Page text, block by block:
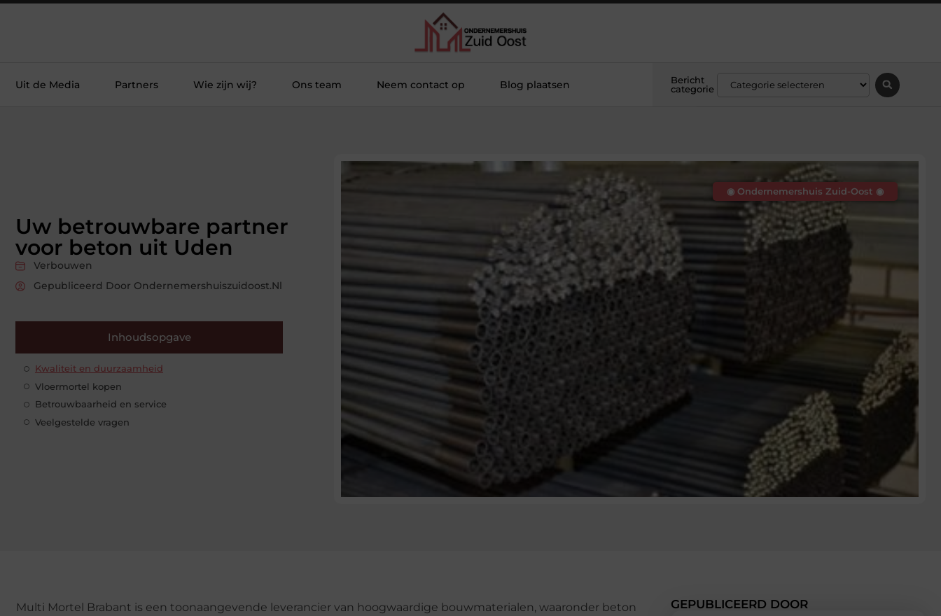
Uit de Media Partners Wie zijn wij? Ons team Neem contact op Blog plaatsen
Bericht
categorie
Uw betrouwbare partner
voor beton uit Uden
Verbouwen
Gepubliceerd Door Ondernemershuiszuidoost.nl
Inhoudsopgave
Kwaliteit en duurzaamheid
Vloermortel kopen
Betrouwbaarheid en service
Veelgestelde vragen
◉ Ondernemershuis Zuid-Oost ◉
Multi Mortel Brabant is een toonaangevende leverancier van hoogwaardige bouwmaterialen, waaronder beton
GEPUBLICEERD DOOR